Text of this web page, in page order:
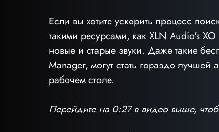
Если вы хотите ускорить процесс
такими ресурсами, как XLN Audio's
новые и старые звуки. Даже такие
Manager, могут стать гораздо
рабочем столе.
Перейдите на 0:27 в видео выше,